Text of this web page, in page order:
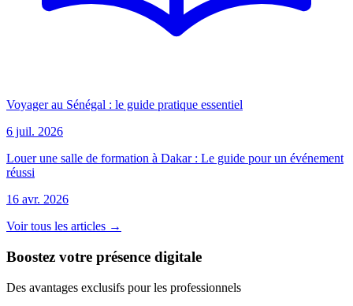
Voyager au Sénégal : le guide pratique essentiel
6 juil. 2026
Louer une salle de formation à Dakar : Le guide pour un événement
réussi
16 avr. 2026
Voir tous les articles →
Boostez votre présence digitale
Des avantages exclusifs pour les professionnels